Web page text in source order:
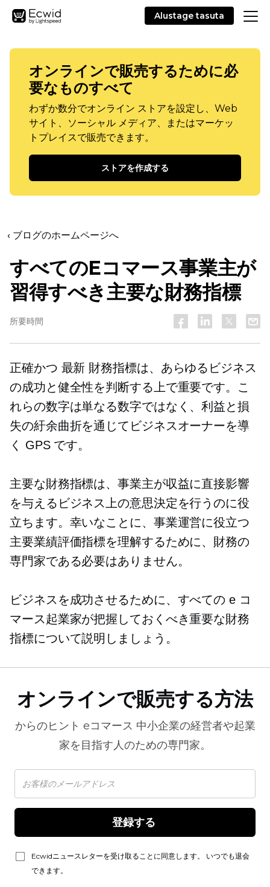
Alustage tasuta
オンラインで販売するために必
要なものすべて
わずか数分でオンライン ストアを設定し、Web
サイト、ソーシャル メディア、またはマーケッ
トプレイスで販売できます。
ストアを作成する
‹ ブログのホームページへ
すべてのEコマース事業主が
習得すべき主要な財務指標
所要時間
正確かつ 最新 財務指標は、あらゆるビジネス
の成功と健全性を判断する上で重要です。こ
れらの数字は単なる数字ではなく、利益と損
失の紆余曲折を通じてビジネスオーナーを導
く GPS です。
主要な財務指標は、事業主が収益に直接影響
を与えるビジネス上の意思決定を行うのに役
立ちます。幸いなことに、事業運営に役立つ
主要業績評価指標を理解するために、財務の
専門家である必要はありません。
ビジネスを成功させるために、すべての e コ
マース起業家が把握しておくべき重要な財務
指標について説明しましょう。
オンラインで販売する方法
からのヒント eコマース 中小企業の経営者や起業
家を目指す人のための専門家。
Ecwidニュースレターを受け取ることに同意します。 いつでも退会
できます。